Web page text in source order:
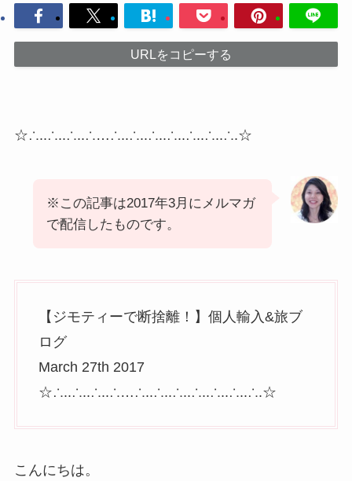
URLをコピーする
☆∴..∴..∴..∴…∴..∴..∴..∴..∴..∴..∴.☆
※この記事は2017年3月にメルマガ
で配信したものです。
【ジモティーで断捨離！】個人輸入&旅ブ
ログ
March 27th 2017
☆∴..∴..∴..∴…∴..∴..∴..∴..∴..∴..∴.☆
こんにちは。